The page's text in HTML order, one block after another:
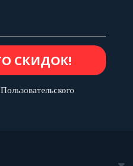
Пользовательского